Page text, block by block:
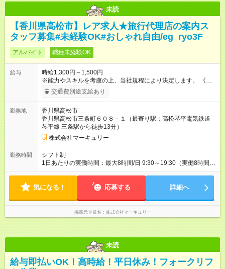
未読
【香川県高松市】レア求人★旅行代理店の案内ス
タッフ募集#未経験OK#おしゃれ自由/eg_ryo3F
アルバイト 職種未経験OK
給与
時給1,300円～1,500円
※能力やスキルを考慮の上、当社規程により決定します。 《月
給例》 ～時給1,300円の場合～ 時給1,300円×1日8時間×月22日
＝228,800円 ～時給1,500円の場合～ 時給1,500円×1日8時間×
さ：3ヶ月 雇用形態、給与は本採用時と同じです。
交通費別途支給あり
勤務地
香川県高松市
香川県高松市三条町６０８－１（最寄り駅：高松琴平電気鉄道
琴平線 三条駅から徒歩13分）
株式会社マーキュリー
勤務時間
シフト制
1日あたりの実働時間：最大8時間/日 9:30～19:30（実働8時間／
休憩1時間） ■週5日勤務 ■残業ほぼなし ■希望休あり
気になる！ 応募する 詳細へ
掲載元企業名 株式会社マーキュリー
未読
給与即払いOK！高時給！平日休み！フォークリフ